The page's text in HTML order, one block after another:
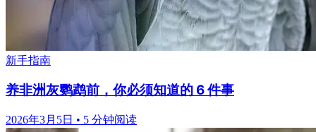
新手指南
养非洲灰鹦鹉前，你必须知道的 6 件事
2026年3月5日 • 5 分钟阅读